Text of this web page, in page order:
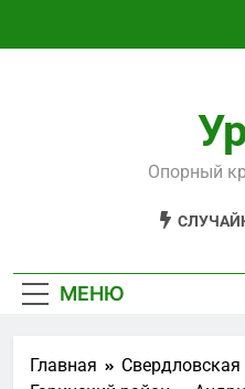
Опорный
МЕНЮ
Главная Свердловская